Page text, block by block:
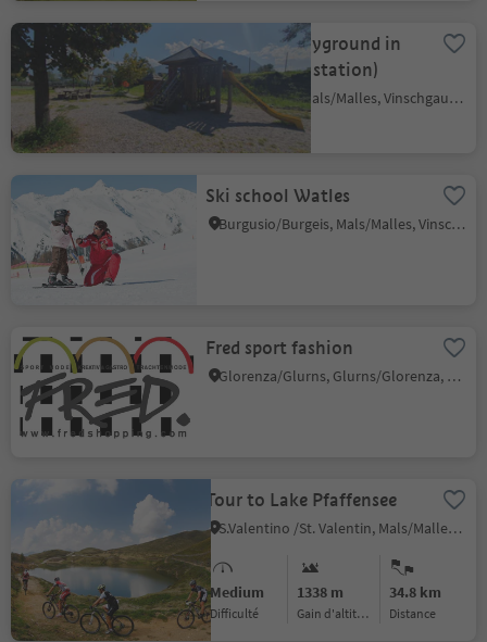
Childrens playground in
Malles (train station)
Malles/Mals, Mals/Malles, Vinschgau/Val Venosta
Ski school Watles
Burgusio/Burgeis, Mals/Malles, Vinschgau/Val Venosta
Fred sport fashion
Glorenza/Glurns, Glurns/Glorenza, Vinschgau/Val Venosta
Tour to Lake Pfaffensee
S.Valentino /St. Valentin, Mals/Malles, Vinschgau/Val Venosta
Medium
Difficulté
1338 m
Gain d'altitude
34.8 km
distance